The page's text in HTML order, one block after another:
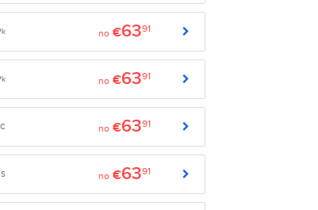
no €6391
no €6391
no €6391
S no €6391